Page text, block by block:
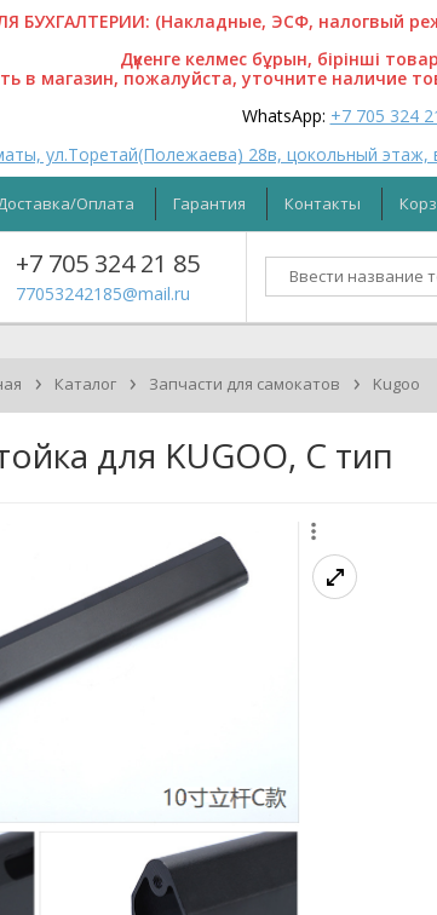
(Накладные, ЭСФ, налогвый
Дүкенге келмес бұрын, бірінші
в магазин, пожалуйста, уточните наличие
WhatsApp: +7 705 324
ул.Торетай(Полежаева) 28в, цокольный этаж,
Оплата Гарантия Контакты
+7 705 324 21 85
77053242185@mail.ru
› Каталог › Запчасти для самокатов › Kugoo
для KUGOO, C тип